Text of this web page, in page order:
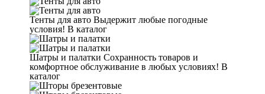
Тенты для авто Выдержит любые погодные
условия! В каталог
Шатры и палатки Сохранность товаров и
комфортное обслуживание в любых условиях! В
каталог